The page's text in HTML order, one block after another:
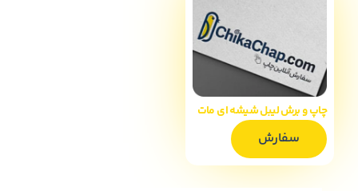
چاپ و برش لیبل شیشه ای مات
سفارش